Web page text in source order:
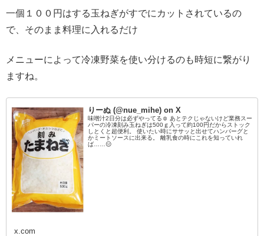
一個１００円はする玉ねぎがすでにカットされているの
で、そのまま料理に入れるだけ
メニューによって冷凍野菜を使い分けるのも時短に繋がり
ますね。
りーぬ (@nue_mihe) on X
味噌汁2日分は必ずやってる☺️ あとテクじゃないけど業務スー
パーの冷凍刻み玉ねぎは500ｇ入って約100円だからストック
しとくと超便利。 使いたい時にササッと出せてハンバーグと
かミートソースに出来る。 離乳食の時にこれを知っていれ
ば……😑
x.com